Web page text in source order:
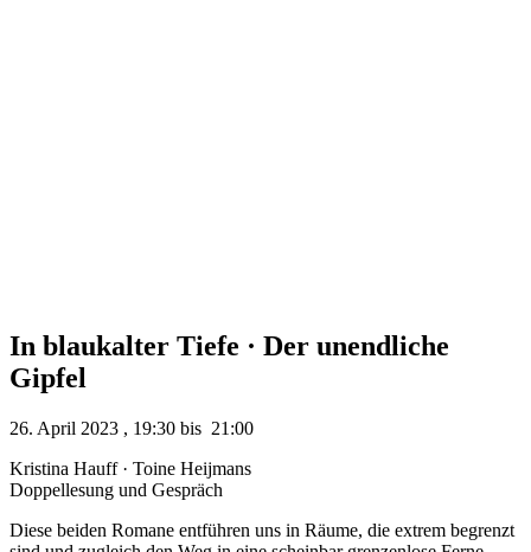
In blaukalter Tiefe · Der unendliche
Gipfel
26. April 2023 , 19:30 bis 21:00
Kristina Hauff · Toine Heijmans
Doppellesung und Gespräch
Diese beiden Romane entführen uns in Räume, die extrem begrenzt